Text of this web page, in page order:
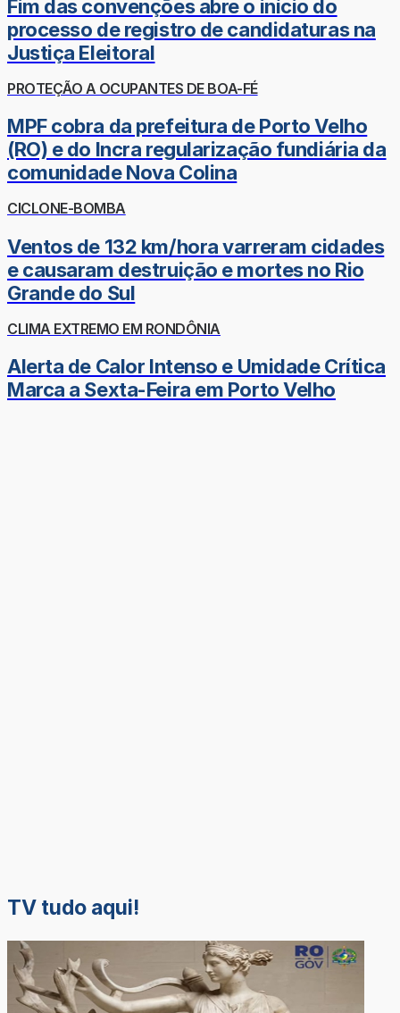
Fim das convenções abre o início do
processo de registro de candidaturas na
Justiça Eleitoral
PROTEÇÃO A OCUPANTES DE BOA-FÉ
MPF cobra da prefeitura de Porto Velho
(RO) e do Incra regularização fundiária da
comunidade Nova Colina
CICLONE-BOMBA
Ventos de 132 km/hora varreram cidades
e causaram destruição e mortes no Rio
Grande do Sul
CLIMA EXTREMO EM RONDÔNIA
Alerta de Calor Intenso e Umidade Crítica
Marca a Sexta-Feira em Porto Velho
TV tudo aqui!